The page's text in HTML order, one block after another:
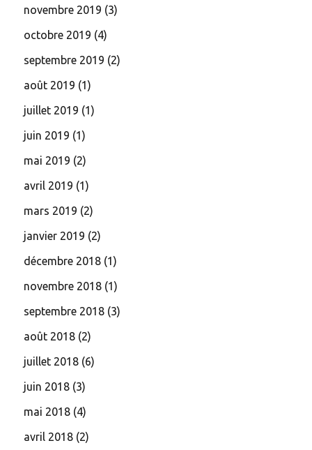
novembre 2019 (3)
octobre 2019 (4)
septembre 2019 (2)
août 2019 (1)
juillet 2019 (1)
juin 2019 (1)
mai 2019 (2)
avril 2019 (1)
mars 2019 (2)
janvier 2019 (2)
décembre 2018 (1)
novembre 2018 (1)
septembre 2018 (3)
août 2018 (2)
juillet 2018 (6)
juin 2018 (3)
mai 2018 (4)
avril 2018 (2)